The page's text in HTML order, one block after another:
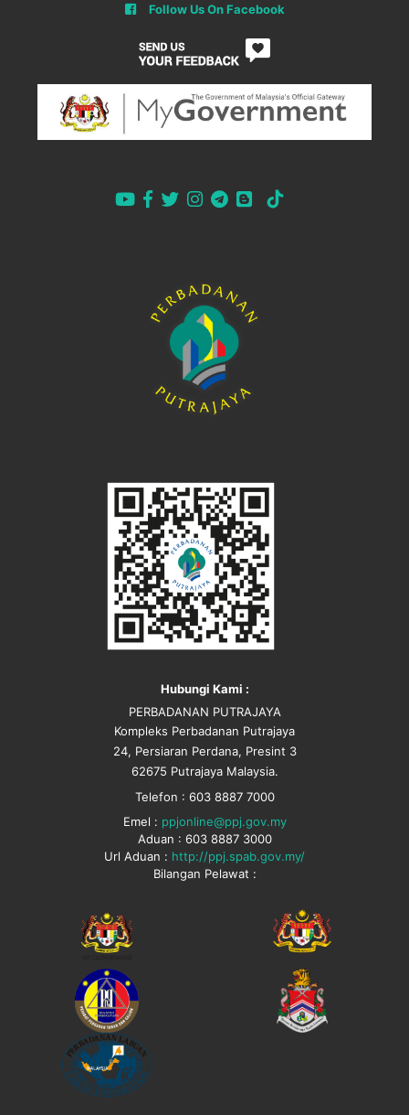
Follow Us On Facebook
Hubungi Kami :
PERBADANAN PUTRAJAYA
Kompleks Perbadanan Putrajaya
24, Persiaran Perdana, Presint 3
62675 Putrajaya Malaysia.
Telefon : 603 8887 7000
Emel : ppjonline@ppj.gov.my
Aduan : 603 8887 3000
Url Aduan : http://ppj.spab.gov.my/
Bilangan Pelawat :